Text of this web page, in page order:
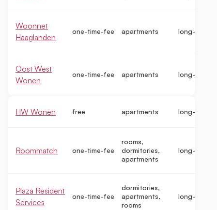
Woonnet
Haaglanden
one-time-fee apartments long-term
Oost West
Wonen
one-time-fee apartments long-term
HW Wonen free apartments long-term
Roommatch one-time-fee
rooms,
dormitories,
apartments
long-term
Plaza Resident
Services
one-time-fee
dormitories,
apartments,
rooms
long-term